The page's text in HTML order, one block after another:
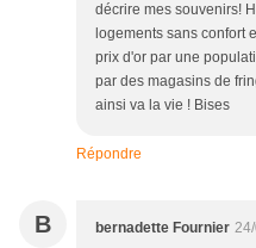
décrire mes souvenirs!
logements sans confort
prix d'or par une
par des magasins de
ainsi va la vie ! Bises
Répondre
B bernadette Fournier